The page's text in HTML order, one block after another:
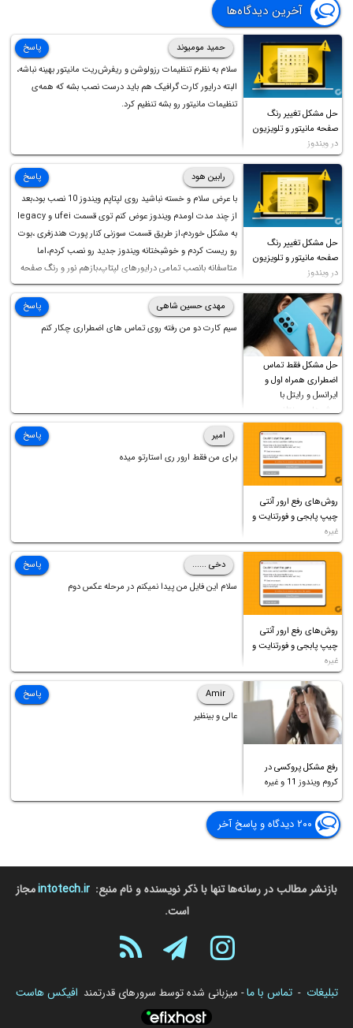
آخرین دیدگاه‌ها
حل مشکل تغییر رنگ
صفحه مانیتور و تلویزیون
در ویندوز
حمید مومیوند
سلام به نظرم تنظیمات رزولوشن و ریفرش‌ریت مانیتور بهینه نباشه،
البته درایور کارت گرافیک هم باید درست نصب بشه که همه‌ی
تنظیمات مانیتور رو بشه تنظیم کرد.
پاسخ
حل مشکل تغییر رنگ
صفحه مانیتور و تلویزیون
در ویندوز
رابین هود
با عرض سلام و خسته نباشید روی لپتاپم ویندوز 10 نصب بود،بعد
از چند مدت اومدم ویندوز عوض کنم توی قسمت ufei و legacy
به مشکل خوردم،از طریق قسمت سوزنی کنار پورت هندزفری ،بوت
رو ریست کردم و خوشبختانه ویندوز جدید رو نصب کردم،اما
متاسفانه بانصب تمامی درایورهای لپتاپ،بازهم نور و رنگ صفحه
چه موقع کار چه موقع پخش فیلم مثل سابق نیست(نور زیاده و بی
کیفیت)،با ابدیت کردن کارت گرافیک،کالیبره کردن و غیره هم نور و
رنگ درست نشد (انگار تصویر ماته)، خواهشمند است راهنمایی
فرمایید باتشکر
پاسخ
حل مشکل فقط تماس
اضطراری همراه اول و
ایرانسل و رایتل با
روش‌های مختلف
مهدی حسین شاهی
سیم کارت دو من رفته روی تماس های اضطراری چکار کنم
پاسخ
روش‌های رفع ارور آنتی
چیپ پابجی و فورتنایت و
غیره
امیر
برای من فقط ارور ری استارتو میده
پاسخ
روش‌های رفع ارور آنتی
چیپ پابجی و فورتنایت و
غیره
دخی ......
سلام این فایل من پیدا نمیکنم در مرحله عکس دوم
پاسخ
رفع مشکل پروکسی در
کروم ویندوز 11 و غیره
Amir
عالی و بینظیر
پاسخ
۲۰۰ دیدگاه و پاسخ آخر
بازنشر مطالب در رسانه‌ها تنها با ذکر نویسنده و نام منبع: intotech.irمجاز
است.
تبلیغات - تماس با ما- میزبانی شده توسط سرورهای قدرتمند افیکس هاست